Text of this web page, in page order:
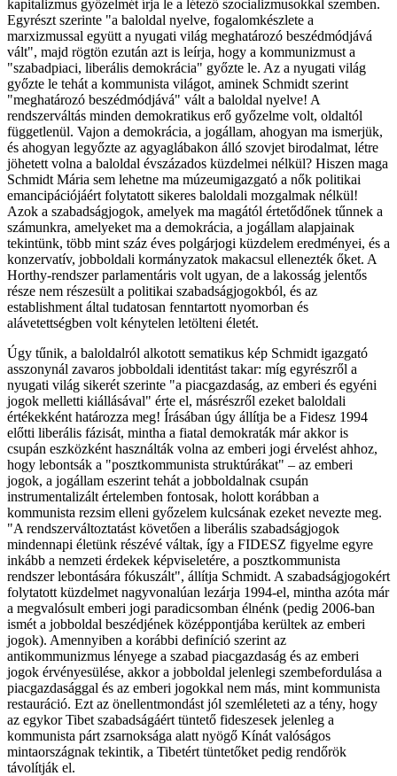
kapitalizmus győzelmét írja le a létező szocializmusokkal szemben.
Egyrészt szerinte "a baloldal nyelve, fogalomkészlete a
marxizmussal együtt a nyugati világ meghatározó beszédmódjává
vált", majd rögtön ezután azt is leírja, hogy a kommunizmust a
"szabadpiaci, liberális demokrácia" győzte le. Az a nyugati világ
győzte le tehát a kommunista világot, aminek Schmidt szerint
"meghatározó beszédmódjává" vált a baloldal nyelve! A
rendszerváltás minden demokratikus erő győzelme volt, oldaltól
függetlenül. Vajon a demokrácia, a jogállam, ahogyan ma ismerjük,
és ahogyan legyőzte az agyaglábakon álló szovjet birodalmat, létre
jöhetett volna a baloldal évszázados küzdelmei nélkül? Hiszen maga
Schmidt Mária sem lehetne ma múzeumigazgató a nők politikai
emancipációjáért folytatott sikeres baloldali mozgalmak nélkül!
Azok a szabadságjogok, amelyek ma magától értetődőnek tűnnek a
számunkra, amelyeket ma a demokrácia, a jogállam alapjainak
tekintünk, több mint száz éves polgárjogi küzdelem eredményei, és a
konzervatív, jobboldali kormányzatok makacsul ellenezték őket. A
Horthy-rendszer parlamentáris volt ugyan, de a lakosság jelentős
része nem részesült a politikai szabadságjogokból, és az
establishment által tudatosan fenntartott nyomorban és
alávetettségben volt kénytelen letölteni életét.
Úgy tűnik, a baloldalról alkotott sematikus kép Schmidt igazgató
asszonynál zavaros jobboldali identitást takar: míg egyrészről a
nyugati világ sikerét szerinte "a piacgazdaság, az emberi és egyéni
jogok melletti kiállásával" érte el, másrészről ezeket baloldali
értékekként határozza meg! Írásában úgy állítja be a Fidesz 1994
előtti liberális fázisát, mintha a fiatal demokraták már akkor is
csupán eszközként használták volna az emberi jogi érvelést ahhoz,
hogy lebontsák a "posztkommunista struktúrákat" – az emberi
jogok, a jogállam eszerint tehát a jobboldalnak csupán
instrumentalizált értelemben fontosak, holott korábban a
kommunista rezsim elleni győzelem kulcsának ezeket nevezte meg.
"A rendszerváltoztatást követően a liberális szabadságjogok
mindennapi életünk részévé váltak, így a FIDESZ figyelme egyre
inkább a nemzeti érdekek képviseletére, a posztkommunista
rendszer lebontására fókuszált", állítja Schmidt. A szabadságjogokért
folytatott küzdelmet nagyvonalúan lezárja 1994-el, mintha azóta már
a megvalósult emberi jogi paradicsomban élnénk (pedig 2006-ban
ismét a jobboldal beszédjének középpontjába kerültek az emberi
jogok). Amennyiben a korábbi definíció szerint az
antikommunizmus lényege a szabad piacgazdaság és az emberi
jogok érvényesülése, akkor a jobboldal jelenlegi szembefordulása a
piacgazdasággal és az emberi jogokkal nem más, mint kommunista
restauráció. Ezt az önellentmondást jól szemléleteti az a tény, hogy
az egykor Tibet szabadságáért tüntető fideszesek jelenleg a
kommunista párt zsarnoksága alatt nyögő Kínát valóságos
mintaországnak tekintik, a Tibetért tüntetőket pedig rendőrök
távolítják el.